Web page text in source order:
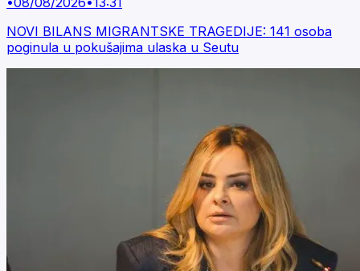
NOVI BILANS MIGRANTSKE TRAGEDIJE: 141 osoba
poginula u pokušajima ulaska u Seutu